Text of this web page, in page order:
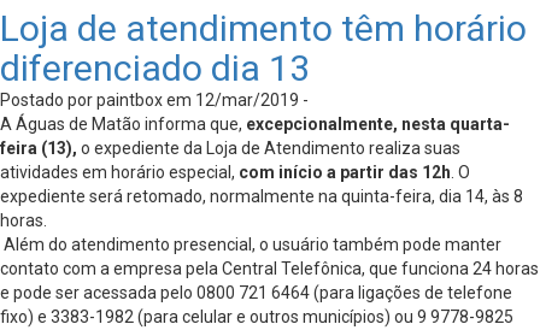
Loja de atendimento têm horário
diferenciado dia 13
Postado por paintbox em 12/mar/2019 -
A Águas de Matão informa que, excepcionalmente, nesta quarta-
feira (13), o expediente da Loja de Atendimento realiza suas
atividades em horário especial, com início a partir das 12h . O
expediente será retomado, normalmente na quinta-feira, dia 14, às 8
horas.
Além do atendimento presencial, o usuário também pode manter
contato com a empresa pela Central Telefônica, que funciona 24 horas
e pode ser acessada pelo 0800 721 6464 (para ligações de telefone
fixo) e 3383-1982 (para celular e outros municípios) ou 9 9778-9825